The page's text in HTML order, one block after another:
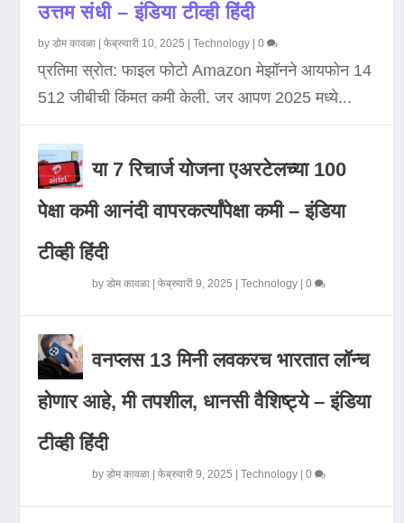
उत्तम संधी – इंडिया टीव्ही हिंदी
byडोम कावळा |फेब्रुवारी 10, 2025 |Technology |0
प्रतिमा स्रोत: फाइल फोटो Amazon मेझॉनने आयफोन 14
512 जीबीची किंमत कमी केली. जर आपण 2025 मध्ये...
या 7 रिचार्ज योजना एअरटेलच्या 100
पेक्षा कमी आनंदी वापरकर्त्यांपेक्षा कमी – इंडिया
टीव्ही हिंदी
byडोम कावळा |फेब्रुवारी 9, 2025 |Technology |0
वनप्लस 13 मिनी लवकरच भारतात लॉन्च
होणार आहे, मी तपशील, धानसी वैशिष्ट्ये – इंडिया
टीव्ही हिंदी
byडोम कावळा |फेब्रुवारी 9, 2025 |Technology |0